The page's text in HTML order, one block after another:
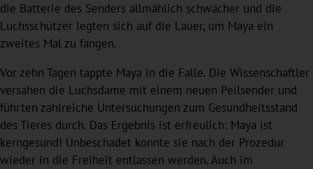
die Batterie des Senders allmählich schwächer und die
Luchsschützer legten sich auf die Lauer, um Maya ein
zweites Mal zu fangen.
Vor zehn Tagen tappte Maya in die Falle. Die Wissenschaftler
versahen die Luchsdame mit einem neuen Peilsender und
führten zahlreiche Untersuchungen zum Gesundheitsstand
des Tieres durch. Das Ergebnis ist erfreulich: Maya ist
kerngesund! Unbeschadet konnte sie nach der Prozedur
wieder in die Freiheit entlassen werden. Auch im